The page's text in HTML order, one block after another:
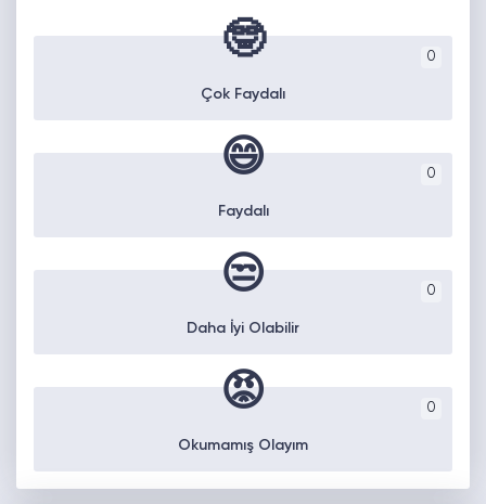
0
🤓
Çok Faydalı
0
😄
Faydalı
0
😒
Daha İyi Olabilir
0
😡
Okumamış Olayım